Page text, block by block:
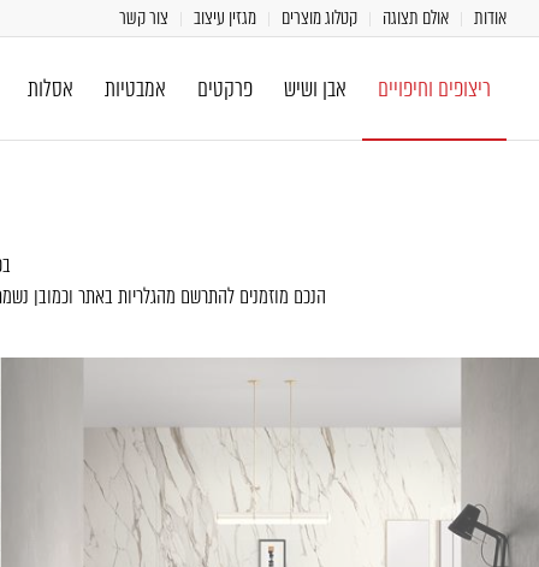
אודות אולם תצוגה קטלוג מוצרים מגזין עיצוב צור קשר
ריצופים וחיפויים אבן ושיש פרקטים אמבטיות אסלות
הנכם מוזמנים להתרשם מהגלריות באתר וכמובן נשמח לארח אתכם באולם התצוגה